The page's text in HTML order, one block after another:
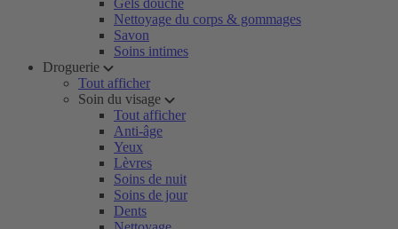
Gels douche
Nettoyage du corps & gommages
Savon
Soins intimes
Droguerie
Tout afficher
Soin du visage
Tout afficher
Anti-âge
Yeux
Lèvres
Soins de nuit
Soins de jour
Dents